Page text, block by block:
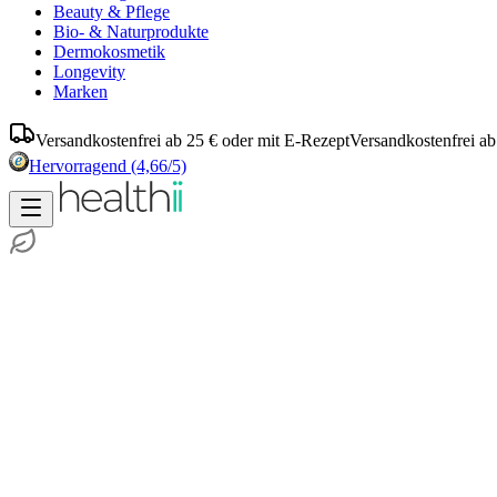
Beauty & Pflege
Bio- & Naturprodukte
Dermokosmetik
Longevity
Marken
Versandkostenfrei ab 25 € oder mit E-RezeptVersandkostenfrei
Hervorragend (4,66/5)